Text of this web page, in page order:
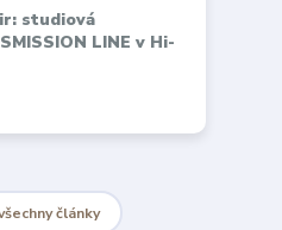
studiová
LINE v Hi-
články